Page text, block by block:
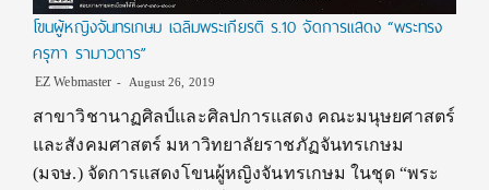
โขนผู้หญิงจันทรเกษม เฉลิมพระเกียรติ ร.10 จัดการแสดง “พระทรง
ครุฑา รามาวตาร”
EZ Webmaster August 26, 2019
สาขาวิชานาฏศิลป์และศิลปการแสดง คณะมนุษยศาสตร์
และสังคมศาสตร์ มหาวิทยาลัยราชภัฏจันทรเกษม
(มจษ.) จัดการแสดงโขนผู้หญิงจันทรเกษม ในชุด “พระ